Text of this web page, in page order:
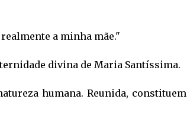
a minha mãe."
divina de Maria Santíssima.
humana. Reunida, constituem